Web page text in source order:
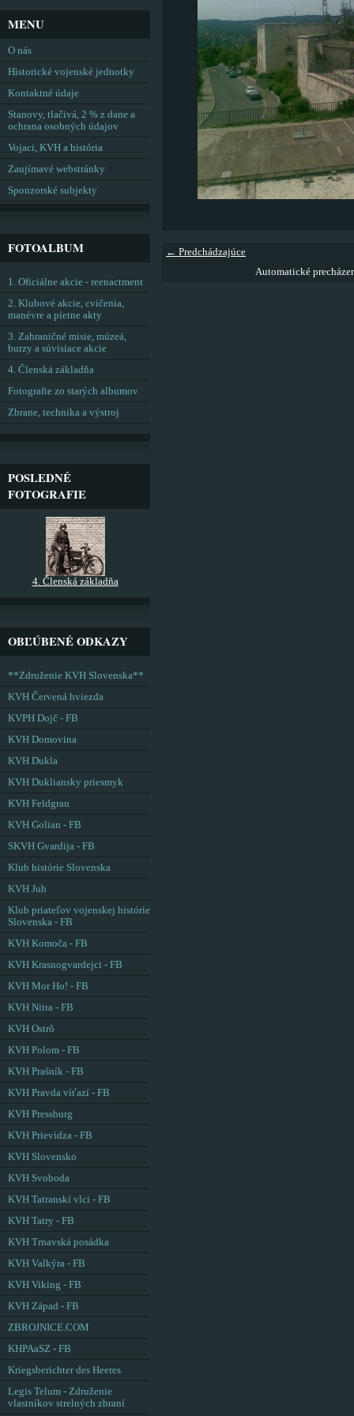
← Predchádzajúce
Automatické
MENU
O nás
Historické vojenské jednotky
Kontaktné údaje
Stanovy, tlačivá, 2 % z dane a
ochrana osobných údajov
Vojaci, KVH a história
Zaujímavé webstránky
Sponzorské subjekty
FOTOALBUM
1. Oficiálne akcie - reenactment
2. Klubové akcie, cvičenia,
manévre a pietne akty
3. Zahraničné misie, múzeá,
burzy a súvisiace akcie
4. Členská základňa
Fotografie zo starých albumov
Zbrane, technika a výstroj
POSLEDNÉ
FOTOGRAFIE
4. Členská základňa
OBĽÚBENÉ ODKAZY
**Združenie KVH Slovenska**
KVH Červená hviezda
KVPH Dojč - FB
KVH Domovina
KVH Dukla
KVH Dukliansky priesmyk
KVH Feldgrau
KVH Golian - FB
SKVH Gvardija - FB
Klub histórie Slovenska
KVH Juh
Klub priateľov vojenskej histórie
Slovenska - FB
KVH Komoča - FB
KVH Krasnogvardejci - FB
KVH Mor Ho! - FB
KVH Nitra - FB
KVH Ostrô
KVH Polom - FB
KVH Prašník - FB
KVH Pravda víťazí - FB
KVH Pressburg
KVH Prievidza - FB
KVH Slovensko
KVH Svoboda
KVH Tatranskí vlci - FB
KVH Tatry - FB
KVH Trnavská posádka
KVH Valkýra - FB
KVH Viking - FB
KVH Západ - FB
ZBROJNICE.COM
KHPAaSZ - FB
Kriegsberichter des Heeres
Legis Telum - Združenie
vlastníkov strelných zbraní